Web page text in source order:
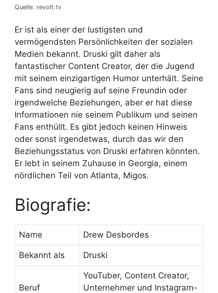
Quelle: revolt.tv
Er ist als einer der lustigsten und
vermögendsten Persönlichkeiten der sozialen
Medien bekannt. Druski gilt daher als
fantastischer Content Creator, der die Jugend
mit seinem einzigartigen Humor unterhält. Seine
Fans sind neugierig auf seine Freundin oder
irgendwelche Beziehungen, aber er hat diese
Informationen nie seinem Publikum und seinen
Fans enthüllt. Es gibt jedoch keinen Hinweis
oder sonst irgendetwas, durch das wir den
Beziehungsstatus von Druski erfahren könnten.
Er lebt in seinem Zuhause in Georgia, einem
nördlichen Teil von Atlanta, Migos.
Biografie:
Name Drew Desbordes
Bekannt als Druski
Beruf
YouTuber, Content Creator,
Unternehmer und Instagram-